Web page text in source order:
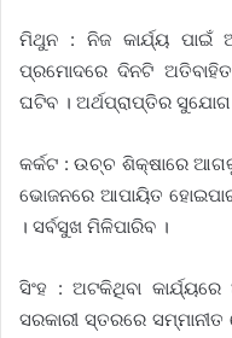
ମିଥୁନ : ନିଜ କାର୍ଯ୍ୟ
ପ୍ରମୋଦରେ ଦିନଟି
ଘଟିବ । ଅର୍ଥପ୍ରାପ୍ତିର
କର୍କଟ : ଉଚ୍ଚ ଶିକ୍ଷାରେ
ଭୋଜନରେ ଆପାୟିତ
। ସର୍ବସୁଖ ମିଳିପାରିବ ।
ସିଂହ : ଅଟକିଥିବା
ସରକାରୀ ସ୍ତରରେ